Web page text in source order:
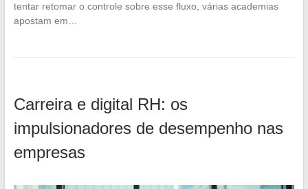
tentar retomar o controle sobre esse fluxo, várias academias
apostam em…
Carreira e digital RH: os
impulsionadores de desempenho nas
empresas